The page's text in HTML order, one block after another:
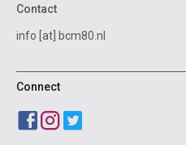
Contact
info [at] bcm80.nl
Connect